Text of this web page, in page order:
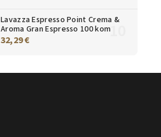
Lavazza Espresso Point Crema &
Aroma Gran Espresso 100 kom
32,29 €